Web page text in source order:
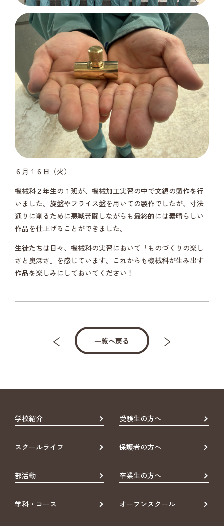
６月１６日（火）
機械科２年生の１班が、機械加工実習の中で文鎮の製作を行
いました。旋盤やフライス盤を用いての製作でしたが、寸法
通りに削るために悪戦苦闘しながらも最終的には素晴らしい
作品を仕上げることができました。
生徒たちは日々、機械科の実習において「ものづくりの楽し
さと奥深さ」を感じています。これからも機械科が生み出す
作品を楽しみにしておいてください！
一覧へ戻る
学校紹介 受験生の方へ
スクールライフ 保護者の方へ
部活動 卒業生の方へ
学科・コース オープンスクール